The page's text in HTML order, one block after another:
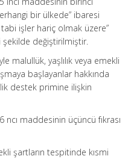
bir ülkede” ibaresi
tabi işler hariç olmak üzere”
şekilde değiştirilmiştir.
malullük, yaşlılık veya emekli
başlayanlar hakkında
destek primine ilişkin
ncı maddesinin üçüncü fıkrası
şartların tespitinde kısmi